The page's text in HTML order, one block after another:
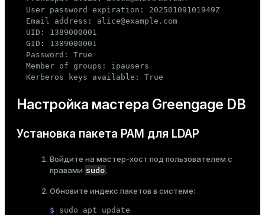
  User password expiration: 20250109101949Z
  Email address: alice@example.com
  UID: 1389000001
  GID: 1389000001
  Password: True
  Member of groups: ipausers
  Kerberos keys available: True
Настройка мастера Greengage DB
Установка пакета PAM для LDAP
Войдите на мастер-хост под пользователем с
правами sudo.
Обновите индекс пакетов в системе:
$ sudo apt update